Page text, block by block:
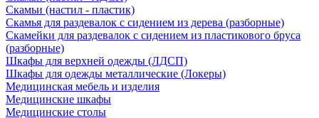
Скамьи (настил - пластик)
Скамья для раздевалок с сидением из дерева (разборные)
Скамейки для раздевалок с сидением из пластикового бруса
(разборные)
Шкафы для верхней одежды (ЛДСП)
Шкафы для одежды металлические (Локеры)
Медицинская мебель и изделия
Медицинские шкафы
Медицинские столы